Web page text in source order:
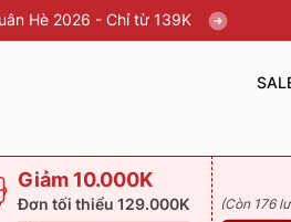
Hè 2026 - Chỉ từ 139K
Giảm 10.000K
Đơn tối thiểu 129.000K
(Còn 176